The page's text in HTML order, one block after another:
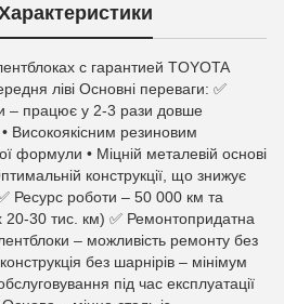
с гарантией TOYOTA
ліві Основні переваги: ✅
– працює у 2-3 рази довше
Високоякісним резиновим
формули • Міцній металевій основі
конструкції, що знижує
Ресурс роботи – 50 000 км та
20-30 тис. км) ✅ Ремонтопридатна
– можливість ремонту без
без шарнірів – мінімум
під час експлуатації